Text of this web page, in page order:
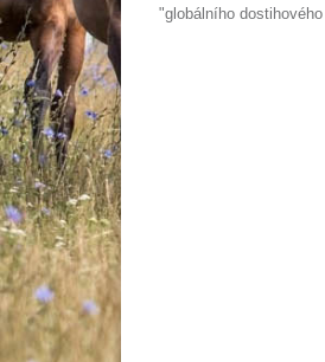
"globálního